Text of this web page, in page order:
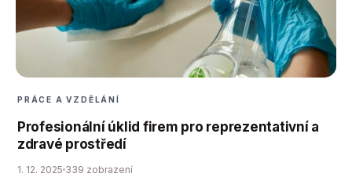
PRÁCE A VZDĚLÁNÍ
Profesionální úklid firem pro reprezentativní a
zdravé prostředí
1. 12. 2025 339 zobrazení